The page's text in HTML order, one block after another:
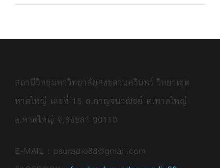
สถานีวิทยุมหาวิทยาลัยสงขลานครินทร์ วิทยาเขต
หาดใหญ่ เลขที่ 15 ถ.กาญจนวณิชย์ ต.หาดใหญ่
อ.หาดใหญ่ จ.สงขลา 90110
E-MAIL : psuradio88@gmail.com